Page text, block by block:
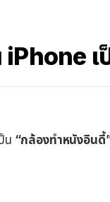
น “กล้องทำหนังอินดี้